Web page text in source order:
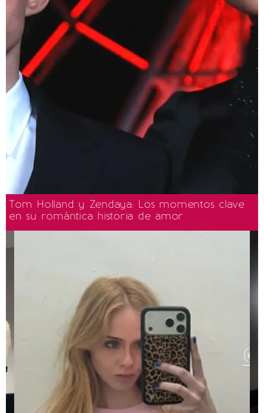
Tom Holland y Zendaya: Los momentos clave
en su romántica historia de amor